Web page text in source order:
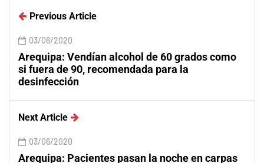
Previous Article
03/06/2020
Arequipa: Vendían alcohol de 60 grados como
si fuera de 90, recomendada para la
desinfección
Next Article
03/06/2020
Arequipa: Pacientes pasan la noche en carpas